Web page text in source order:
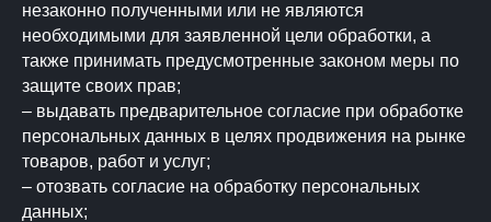
незаконно полученными или не являются
необходимыми для заявленной цели обработки, а
также принимать предусмотренные законом меры по
защите своих прав;
– выдавать предварительное согласие при обработке
персональных данных в целях продвижения на рынке
товаров, работ и услуг;
– отозвать согласие на обработку персональных
данных;